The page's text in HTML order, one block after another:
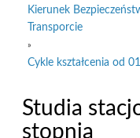
Kierunek
Transporcie
»
Cykle kształcenia od
Studia
stopnia